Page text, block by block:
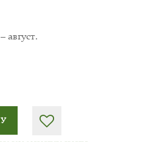
август.